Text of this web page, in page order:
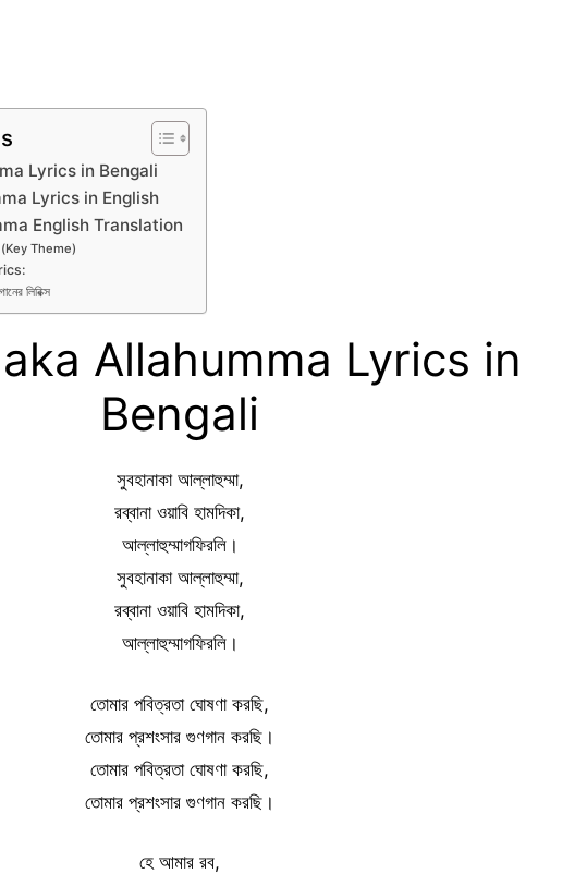
Lyrics in Bengali
Lyrics in English
English Translation
(Key Theme)
লিরিক্স
Allahumma Lyrics in
Bengali
সুবহানাকা আল্লাহুম্মা,
রব্বানা ওয়াবি হামদিকা,
আল্লাহুম্মাগফিরলি।
সুবহানাকা আল্লাহুম্মা,
রব্বানা ওয়াবি হামদিকা,
আল্লাহুম্মাগফিরলি।
তোমার পবিত্রতা ঘোষণা করছি,
তোমার প্রশংসার গুণগান করছি।
তোমার পবিত্রতা ঘোষণা করছি,
তোমার প্রশংসার গুণগান করছি।
হে আমার রব,